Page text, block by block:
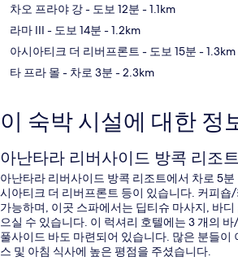
차오 프라야 강- 도보 12분 - 1.1km
라마 III - 도보 14분 - 1.2km
아시아티크 더 리버프론트 - 도보 15분 - 1.3km
타 프라 몰 - 차로 3분 - 2.3km
이 숙박 시설에 대한 정
아난타라 리버사이드 방콕 리조트
아난타라 리버사이드 방콕 리조트에서 차로 5
시아티크 더 리버프론트 등이 있습니다. 커피
가능하며, 이곳 스파에서는 딥티슈 마사지, 바
으실 수 있습니다. 이 럭셔리 호텔에는 3 개의
풀사이드 바도 마련되어 있습니다. 많은 분들이
스 및 아침 식사에 높은 평점을 주셨습니다.